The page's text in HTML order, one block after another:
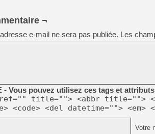
¬
e-mail ne sera pas publiée. Les
- Vous pouvez utilisez ces tags et
title=""> <abbr title="">
<code> <del datetime="">
Votre